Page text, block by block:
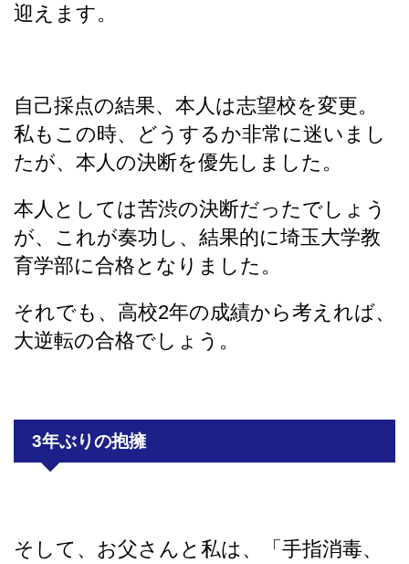
迎えます。
自己採点の結果、本人は志望校を変更。
私もこの時、どうするか非常に迷いまし
たが、本人の決断を優先しました。
本人としては苦渋の決断だったでしょう
が、これが奏功し、結果的に埼玉大学教
育学部に合格となりました。
それでも、高校2年の成績から考えれば、
大逆転の合格でしょう。
3年ぶりの抱擁
そして、お父さんと私は、「手指消毒、